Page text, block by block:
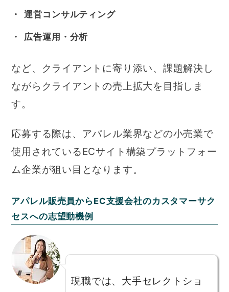
運営コンサルティング
広告運用・分析
など、クライアントに寄り添い、課題解決し
ながらクライアントの売上拡大を目指しま
す。
応募する際は、アパレル業界などの小売業で
使用されているECサイト構築プラットフォー
ム企業が狙い目となります。
アパレル販売員からEC支援会社のカスタマーサク
セスへの志望動機例
現職では、大手セレクトショ